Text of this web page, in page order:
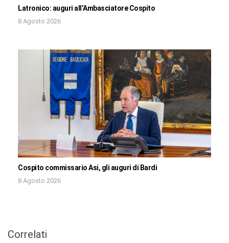
Latronico: auguri all’Ambasciatore Cospito
8 Agosto 2026
Cospito commissario Asi, gli auguri di Bardi
8 Agosto 2026
Correlati